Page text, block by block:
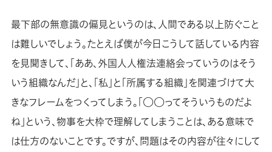
最下部の無意識の偏見というのは、人間である以上防ぐこと
は難しいでしょう。たとえば僕が今日こうして話している内容
を見聞きして、「ああ、外国人人権法連絡会っていうのはそう
いう組織なんだ」と、「私」と「所属する組織」を関連づけて大
きなフレームをつくってしまう。「○○ってそういうものだよ
ね」という、物事を大枠で理解してしまうことは、ある意味で
は仕方のないことです。ですが、問題はその内容が往々にして